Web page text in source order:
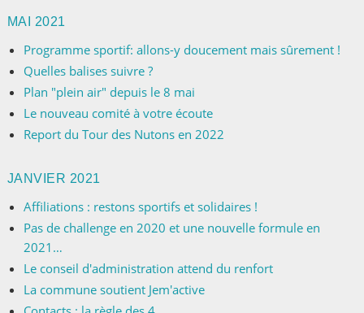
MAI 2021
Programme sportif: allons-y doucement mais sûrement !
Quelles balises suivre ?
Plan "plein air" depuis le 8 mai
Le nouveau comité à votre écoute
Report du Tour des Nutons en 2022
JANVIER 2021
Affiliations : restons sportifs et solidaires !
Pas de challenge en 2020 et une nouvelle formule en
2021…
Le conseil d'administration attend du renfort
La commune soutient Jem'active